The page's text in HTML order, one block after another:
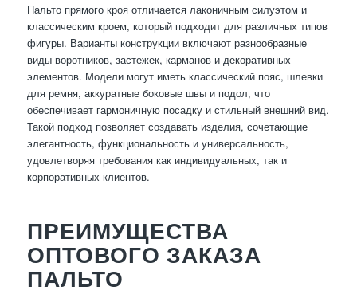
Пальто прямого кроя отличается лаконичным силуэтом и
классическим кроем, который подходит для различных типов
фигуры. Варианты конструкции включают разнообразные
виды воротников, застежек, карманов и декоративных
элементов. Модели могут иметь классический пояс, шлевки
для ремня, аккуратные боковые швы и подол, что
обеспечивает гармоничную посадку и стильный внешний вид.
Такой подход позволяет создавать изделия, сочетающие
элегантность, функциональность и универсальность,
удовлетворяя требования как индивидуальных, так и
корпоративных клиентов.
ПРЕИМУЩЕСТВА
ОПТОВОГО ЗАКАЗА
ПАЛЬТО